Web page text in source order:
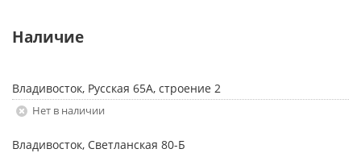
Наличие
Владивосток, Русская 65А, строение 2
Нет в наличии
Владивосток, Светланская 80-Б